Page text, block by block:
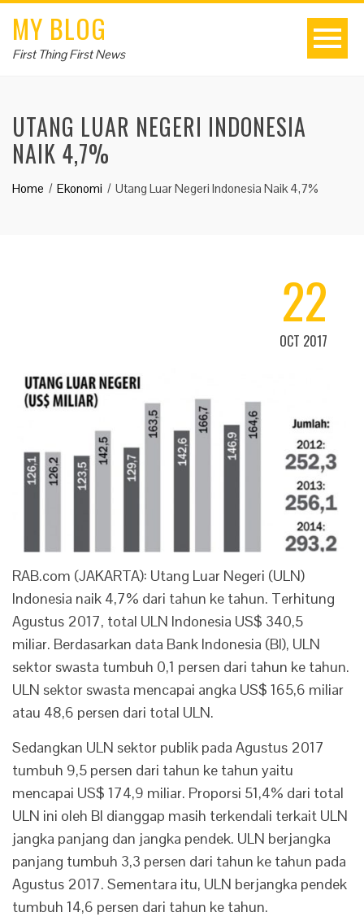
MY BLOG
First Thing First News
UTANG LUAR NEGERI INDONESIA
NAIK 4,7%
Home Ekonomi Utang Luar Negeri Indonesia Naik 4,7%
22
OCT 2017
RAB.com (JAKARTA): Utang Luar Negeri (ULN)
Indonesia naik 4,7% dari tahun ke tahun. Terhitung
Agustus 2017, total ULN Indonesia US$ 340,5
miliar. Berdasarkan data Bank Indonesia (BI), ULN
sektor swasta tumbuh 0,1 persen dari tahun ke tahun.
ULN sektor swasta mencapai angka US$ 165,6 miliar
atau 48,6 persen dari total ULN.
Sedangkan ULN sektor publik pada Agustus 2017
tumbuh 9,5 persen dari tahun ke tahun yaitu
mencapai US$ 174,9 miliar. Proporsi 51,4% dari total
ULN ini oleh BI dianggap masih terkendali terkait ULN
jangka panjang dan jangka pendek. ULN berjangka
panjang tumbuh 3,3 persen dari tahun ke tahun pada
Agustus 2017. Sementara itu, ULN berjangka pendek
tumbuh 14,6 persen dari tahun ke tahun.